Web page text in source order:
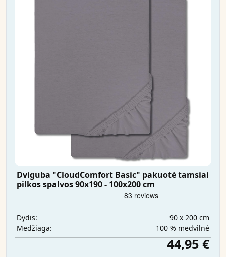
Dviguba "CloudComfort Basic" pakuotė tamsiai
pilkos spalvos 90x190 - 100x200 cm
Dydis:
90 x 200 cm
Medžiaga:
100 % medvilnė
44,95 €